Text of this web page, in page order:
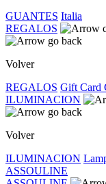
GUANTES Italia
REGALOS
Volver
REGALOS Gift Card
ILUMINACION
Volver
ILUMINACION
ASSOULINE